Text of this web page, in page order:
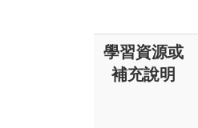
學習資源或
補充說明